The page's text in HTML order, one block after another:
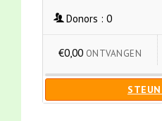
Donors : 0
€0,00 ONTVANGEN